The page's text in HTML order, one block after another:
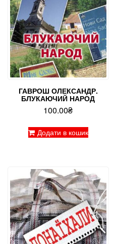
ГАВРОШ ОЛЕКСАНДР.
БЛУКАЮЧИЙ НАРОД
100.00₴
Додати в кошик